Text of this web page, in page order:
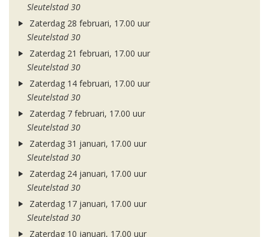
Sleutelstad 30
Zaterdag 28 februari, 17.00 uur
Sleutelstad 30
Zaterdag 21 februari, 17.00 uur
Sleutelstad 30
Zaterdag 14 februari, 17.00 uur
Sleutelstad 30
Zaterdag 7 februari, 17.00 uur
Sleutelstad 30
Zaterdag 31 januari, 17.00 uur
Sleutelstad 30
Zaterdag 24 januari, 17.00 uur
Sleutelstad 30
Zaterdag 17 januari, 17.00 uur
Sleutelstad 30
Zaterdag 10 januari, 17.00 uur